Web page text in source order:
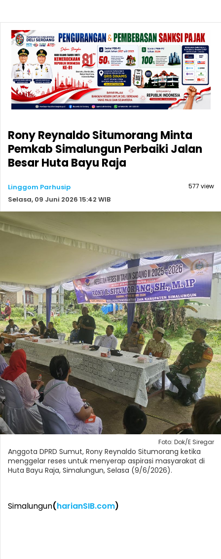
Rony Reynaldo Situmorang Minta
Pemkab Simalungun Perbaiki Jalan
Besar Huta Bayu Raja
Linggom Parhusip
Selasa, 09 Juni 2026 15:42 WIB
577 view
Foto: Dok/E Siregar
Anggota DPRD Sumut, Rony Reynaldo Situmorang ketika
menggelar reses untuk menyerap aspirasi masyarakat di
Huta Bayu Raja, Simalungun, Selasa (9/6/2026).
Simalungun(harianSIB.com)